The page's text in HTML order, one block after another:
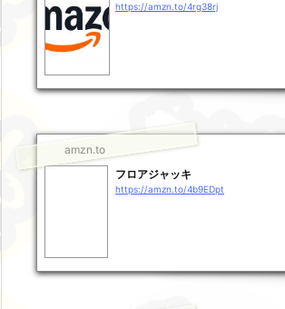
https://amzn.to/4rg38rj
amzn.to
フロアジャッキ
https://amzn.to/4b9EDpt